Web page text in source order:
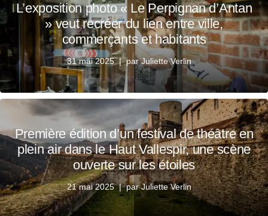
L’exposition photo « Le Perpignan d’Antan
» veut recréer du lien entre ville,
commerçants et habitants
31 mai 2025 parJuliette Verlin
Première édition d’un festival de théâtre en
plein air dans le Haut Vallespir, une scène
ouverte sur les étoiles
21 mai 2025 parJuliette Verlin